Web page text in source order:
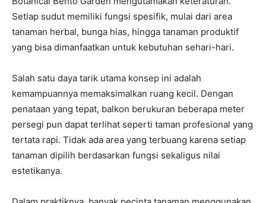
Setiap sudut memiliki fungsi spesifik, mulai dari area
tanaman herbal, bunga hias, hingga tanaman produktif
yang bisa dimanfaatkan untuk kebutuhan sehari-hari.
Salah satu daya tarik utama konsep ini adalah
kemampuannya memaksimalkan ruang kecil. Dengan
penataan yang tepat, balkon berukuran beberapa meter
persegi pun dapat terlihat seperti taman profesional yang
tertata rapi. Tidak ada area yang terbuang karena setiap
tanaman dipilih berdasarkan fungsi sekaligus nilai
estetikanya.